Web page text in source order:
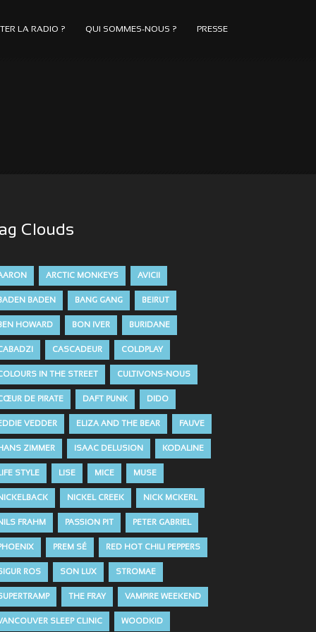
LA RADIO ? QUI SOMMES-NOUS ? PRESSE
Clouds
ARCTIC MONKEYS AVICII
BADEN BANG GANG BEIRUT
HOWARD BON IVER BURIDANE
CASCADEUR COLDPLAY
IN THE STREET CULTIVONS-NOUS
DE PIRATE DAFT PUNK DIDO
VEDDER ELIZA AND THE BEAR FAUVE
ZIMMER ISAAC DELUSION KODALINE
STYLE LISE MICE MUSE
NICKEL CREEK NICK MCKERL
FRAHM PASSION PIT PETER GABRIEL
PHOENIX PREM SÉ RED HOT CHILI PEPPERS
ROS SON LUX STROMAE
THE FRAY VAMPIRE WEEKEND
SLEEP CLINIC WOODKID